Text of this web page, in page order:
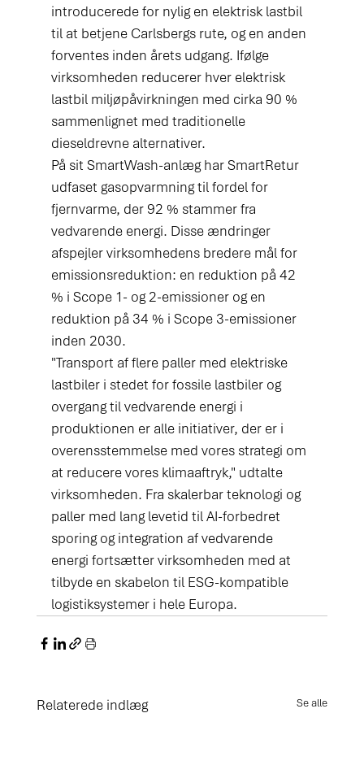
introducerede for nylig en elektrisk lastbil
til at betjene Carlsbergs rute, og en anden
forventes inden årets udgang. Ifølge
virksomheden reducerer hver elektrisk
lastbil miljøpåvirkningen med cirka 90 %
sammenlignet med traditionelle
dieseldrevne alternativer.
På sit SmartWash-anlæg har SmartRetur
udfaset gasopvarmning til fordel for
fjernvarme, der 92 % stammer fra
vedvarende energi. Disse ændringer
afspejler virksomhedens bredere mål for
emissionsreduktion: en reduktion på 42
% i Scope 1- og 2-emissioner og en
reduktion på 34 % i Scope 3-emissioner
inden 2030.
"Transport af flere paller med elektriske
lastbiler i stedet for fossile lastbiler og
overgang til vedvarende energi i
produktionen er alle initiativer, der er i
overensstemmelse med vores strategi om
at reducere vores klimaaftryk," udtalte
virksomheden. Fra skalerbar teknologi og
paller med lang levetid til AI-forbedret
sporing og integration af vedvarende
energi fortsætter virksomheden med at
tilbyde en skabelon til ESG-kompatible
logistiksystemer i hele Europa.
Relaterede indlæg Se alle